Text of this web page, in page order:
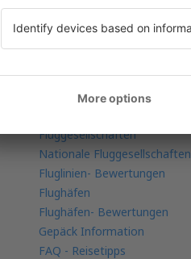
Mehr Infos
Mobile app
Fluggesellschaften
Nationale Fluggesellschaften
Fluglinien- Bewertungen
Flughäfen
Flughäfen- Bewertungen
Gepäck Information
FAQ - Reisetipps